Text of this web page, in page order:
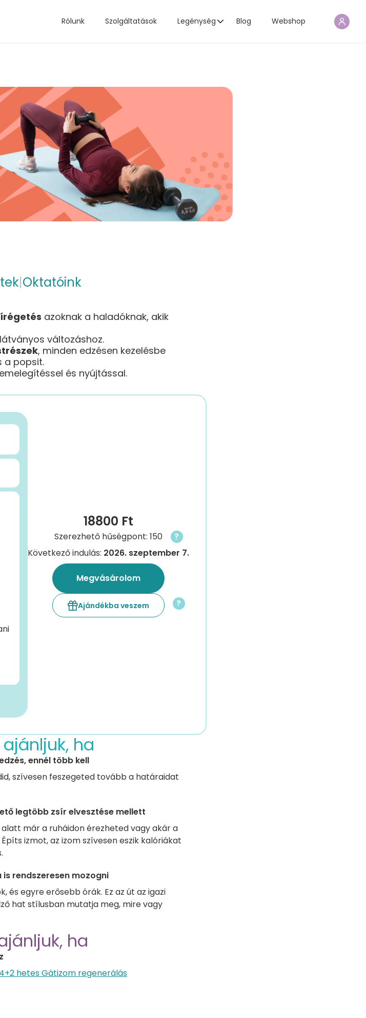
Rólunk Szolgáltatások Legénység Blog Webshop
|Oktatóink
azoknak a haladóknak, akik
változáshoz.
, minden edzésen kezelésbe
a popsit.
és nyújtással.
18800 Ft
Szerezhető hűségpont: 150
?
Következő indulás: 2026. szeptember 7.
Megvásárolom
Ajándékba veszem ?
ha
ennél több kell
szívesen feszegeted tovább a határaidat
legtöbb zsír elvesztése mellett
már a ruháidon érezheted vagy akár a
izmot, az izom szívesen eszik kalóriákat
rendszeresen mozogni
és egyre erősebb órák. Ez az út az igazi
hat stílusban mutatja meg, mire vagy
ha
4+2 hetes Gátizom regenerálás